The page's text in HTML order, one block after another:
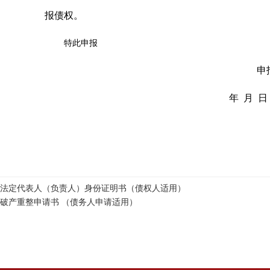
报债权。
特此申报
申
年 月 日
法定代表人（负责人）身份证明书（债权人适用）
破产重整申请书 （债务人申请适用）